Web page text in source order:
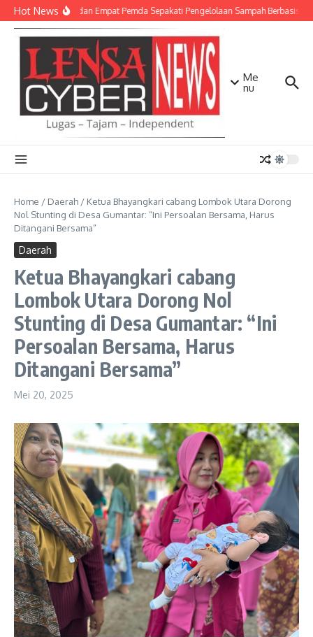
Lewati ke konten
Hot NewsTNI AD dan Empat Pemda Sepakati Pengelolaan Sampah Berbasis
Me
nu
Home / Daerah / Ketua Bhayangkari cabang Lombok Utara Dorong
Nol Stunting di Desa Gumantar: “Ini Persoalan Bersama, Harus
Ditangani Bersama”
Daerah
Ketua Bhayangkari cabang
Lombok Utara Dorong Nol
Stunting di Desa Gumantar: “Ini
Persoalan Bersama, Harus
Ditangani Bersama”
Mei 20, 2025